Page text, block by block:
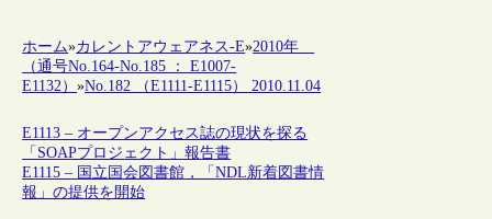
ホーム»カレントアウェアネス-E»2010年
（通号No.164-No.185 ： E1007-
E1132）»No.182 （E1111-E1115） 2010.11.04
E1113 – オープンアクセス誌の現状を探る
「SOAPプロジェクト」報告書
E1115 – 国立国会図書館，「NDL新着図書情
報」の提供を開始